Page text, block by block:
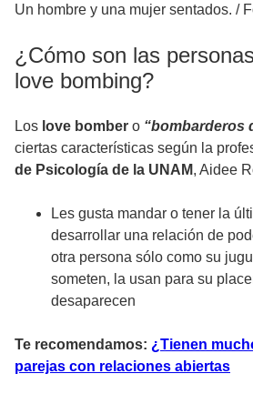
Un hombre y una mujer sentados. /
¿Cómo son las
love bombing?
Los love bomber o “bombarderos
ciertas características según la
de Psicología de la UNAM, Aidee
Les gusta mandar o tener la
desarrollar una relación de
otra persona sólo como su
someten, la usan para su
desaparecen
Te recomendamos: ¿Tienen
parejas con relaciones abiertas